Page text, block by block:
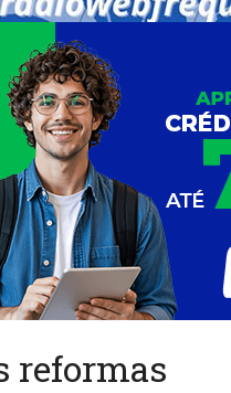
reformas